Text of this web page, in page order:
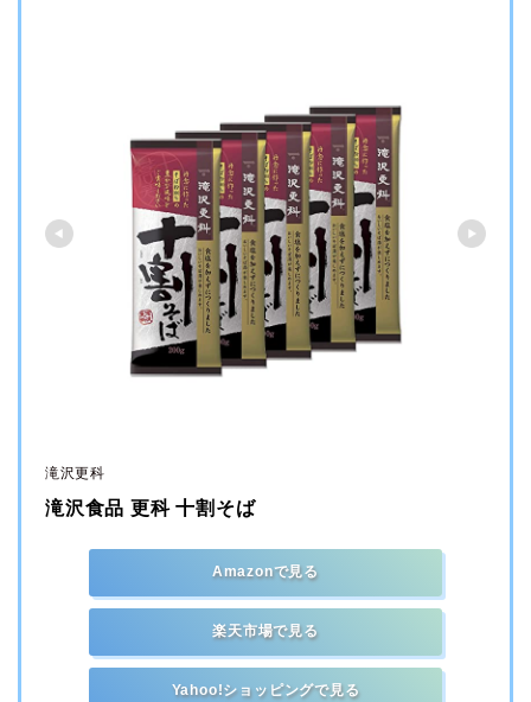
滝沢更科
滝沢食品 更科 十割そば
Amazonで見る
楽天市場で見る
Yahoo!ショッピングで見る